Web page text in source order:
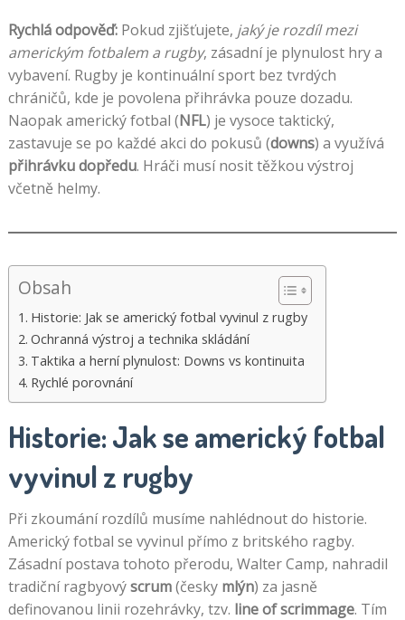
Rychlá odpověď:Pokud zjišťujete, jaký je rozdíl mezi
americkým fotbalem a rugby, zásadní je plynulost hry a
vybavení. Rugby je kontinuální sport bez tvrdých
chráničů, kde je povolena přihrávka pouze dozadu.
Naopak americký fotbal (NFL) je vysoce taktický,
zastavuje se po každé akci do pokusů (downs) a využívá
přihrávku dopředu. Hráči musí nosit těžkou výstroj
včetně helmy.
Obsah
Historie: Jak se americký fotbal vyvinul z rugby
Ochranná výstroj a technika skládání
Taktika a herní plynulost: Downs vs kontinuita
Rychlé porovnání
Historie: Jak se americký fotbal
vyvinul z rugby
Při zkoumání rozdílů musíme nahlédnout do historie.
Americký fotbal se vyvinul přímo z britského ragby.
Zásadní postava tohoto přerodu, Walter Camp, nahradil
tradiční ragbyovýscrum(česky mlýn) za jasně
definovanou linii rozehrávky, tzv. line of scrimmage. Tím